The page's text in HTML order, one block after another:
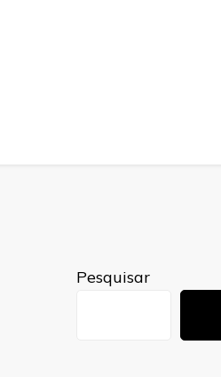
Pesquisar